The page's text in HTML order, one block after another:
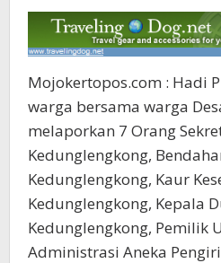
Mojokertopos.com : Hadi
warga bersama warga
melaporkan 7 Orang
Kedunglengkong,
Kedunglengkong, Kaur
Kedunglengkong, Kepala
Kedunglengkong, Pemilik
Administrasi Aneka